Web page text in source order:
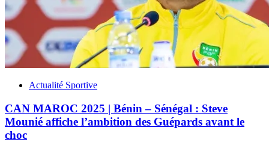
Actualité Sportive
CAN MAROC 2025 | Bénin – Sénégal : Steve
Mounié affiche l’ambition des Guépards avant le
choc